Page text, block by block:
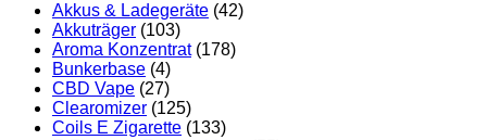
Akkus & Ladegeräte (42)
Akkuträger (103)
Aroma Konzentrat (178)
Bunkerbase (4)
CBD Vape (27)
Clearomizer (125)
Coils E Zigarette (133)